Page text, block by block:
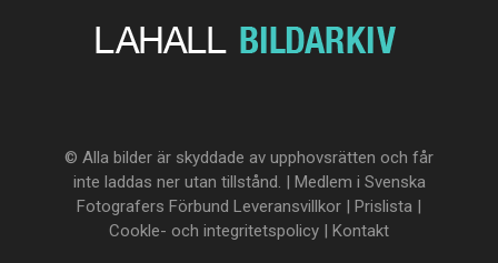
© Alla bilder är skyddade av upphovsrätten och får
inte laddas ner utan tillstånd. | Medlem i Svenska
Fotografers Förbund Leveransvillkor | Prislista |
Cookle- och integritetspolicy | Kontakt